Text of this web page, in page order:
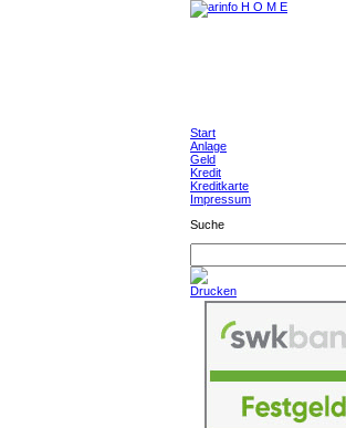
Start
Anlage
Geld
Kredit
Kreditkarte
Impressum
Suche
Drucken